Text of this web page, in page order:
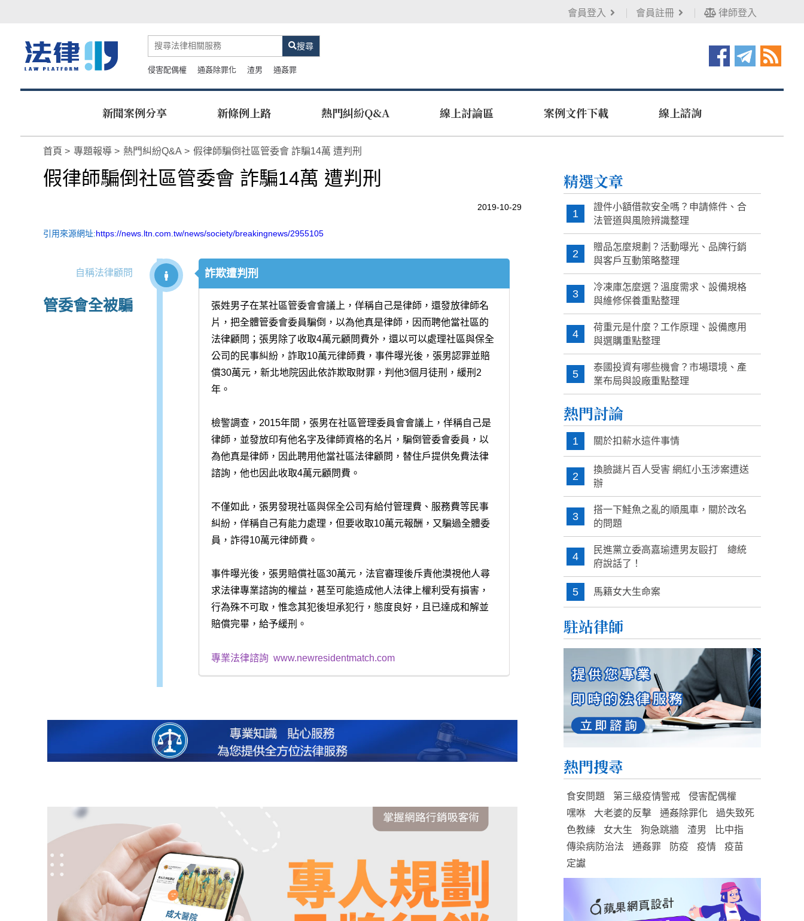
會員登入 會員註冊 律師登入
搜尋
侵害配偶權 通姦除罪化 渣男 通姦罪
新聞案例分享 新條例上路 熱門糾紛Q&A 線上討論區 案例文件下載 線上諮詢
首頁 專題報導 熱門糾紛Q&A 假律師騙倒社區管委會 詐騙14萬 遭判刑
假律師騙倒社區管委會 詐騙14萬 遭判刑
2019-10-29
引用來源網址:https://news.ltn.com.tw/news/society/breakingnews/2955105
自稱法律顧問
管委會全被騙
詐欺遭判刑
張姓男子在某社區管委會會議上，佯稱自己是律師，還發放律師名
片，把全體管委會委員騙倒，以為他真是律師，因而聘他當社區的
法律顧問；張男除了收取4萬元顧問費外，還以可以處理社區與保全
公司的民事糾紛，詐取10萬元律師費，事件曝光後，張男認罪並賠
償30萬元，新北地院因此依詐欺取財罪，判他3個月徒刑，緩刑2
年。
檢警調查，2015年間，張男在社區管理委員會會議上，佯稱自己是
律師，並發放印有他名字及律師資格的名片，騙倒管委會委員，以
為他真是律師，因此聘用他當社區法律顧問，替住戶提供免費法律
諮詢，他也因此收取4萬元顧問費。
不僅如此，張男發現社區與保全公司有給付管理費、服務費等民事
糾紛，佯稱自己有能力處理，但要收取10萬元報酬，又騙過全體委
員，詐得10萬元律師費。
事件曝光後，張男賠償社區30萬元，法官審理後斥責他漠視他人尋
求法律專業諮詢的權益，甚至可能造成他人法律上權利受有損害，
行為殊不可取，惟念其犯後坦承犯行，態度良好，且已達成和解並
賠償完畢，給予緩刑。
專業法律諮詢 www.newresidentmatch.com
精選文章
1
證件小額借款安全嗎？申請條件、合
法管道與風險辨識整理
2
贈品怎麼規劃？活動曝光、品牌行銷
與客戶互動策略整理
3
冷凍庫怎麼選？溫度需求、設備規格
與維修保養重點整理
4
荷重元是什麼？工作原理、設備應用
與選購重點整理
5
泰國投資有哪些機會？市場環境、產
業布局與設廠重點整理
熱門討論
1 關於扣薪水這件事情
2
換臉謎片百人受害 網紅小玉涉案遭送
辦
3
搭一下鮭魚之亂的順風車，關於改名
的問題
4
民進黨立委高嘉瑜遭男友毆打 總統
府說話了！
5 馬籍女大生命案
駐站律師
熱門搜尋
食安問題 第三級疫情警戒
侵害配偶權
嘿咻
大老婆的反擊 通姦除罪化
過失致死
色教練
女大生 狗急跳牆 渣男
比中指
傳染病防治法
通姦罪 防疫 疫情
疫苗
定讞